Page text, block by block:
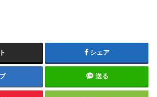
シェア
送る